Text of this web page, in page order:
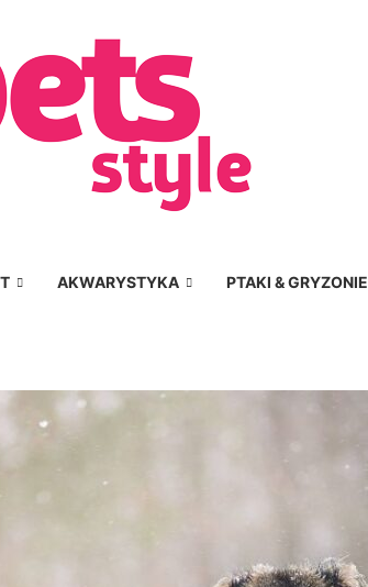
AKWARYSTYKA PTAKI & GRYZONIE